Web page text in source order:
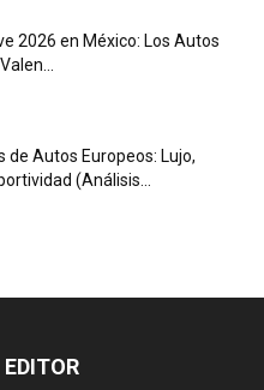
2026 en México: Los Autos
de Autos Europeos: Lujo,
(Análisis...